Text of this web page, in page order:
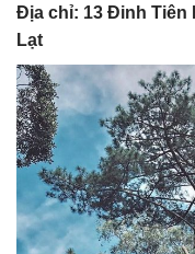
Địa chỉ: 13 Đinh Tiên
Lạt